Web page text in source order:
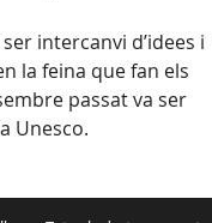
intercanvi d’idees i
la feina que fan els
passat va ser
Unesco.